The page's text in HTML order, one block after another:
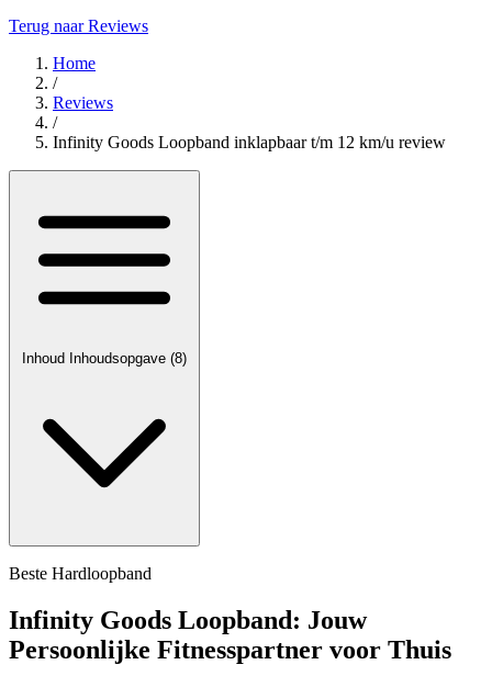
Terug naar Reviews
Home
/
Reviews
/
Infinity Goods Loopband inklapbaar t/m 12 km/u review
Inhoud Inhoudsopgave (8)
Beste Hardloopband
Infinity Goods Loopband: Jouw
Persoonlijke Fitnesspartner voor Thuis